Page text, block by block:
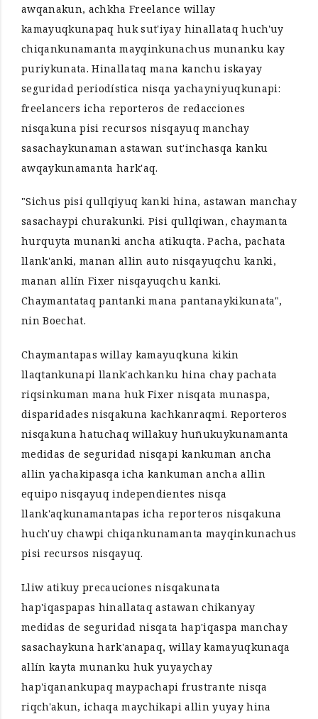
awqanakun, achkha Freelance willay
kamayuqkunapaq huk sut'iyay hinallataq huch'uy
chiqankunamanta mayqinkunachus munanku kay
puriykunata. Hinallataq mana kanchu iskayay
seguridad periodística nisqa yachayniyuqkunapi:
freelancers icha reporteros de redacciones
nisqakuna pisi recursos nisqayuq manchay
sasachaykunaman astawan sut'inchasqa kanku
awqaykunamanta hark'aq.
"Sichus pisi qullqiyuq kanki hina, astawan manchay
sasachaypi churakunki. Pisi qullqiwan, chaymanta
hurquyta munanki ancha atikuqta. Pacha, pachata
llank'anki, manan allin auto nisqayuqchu kanki,
manan allín Fixer nisqayuqchu kanki.
Chaymantataq pantanki mana pantanaykikunata",
nin Boechat.
Chaymantapas willay kamayuqkuna kikin
llaqtankunapi llank'achkanku hina chay pachata
riqsinkuman mana huk Fixer nisqata munaspa,
disparidades nisqakuna kachkanraqmi. Reporteros
nisqakuna hatuchaq willakuy huñukuykunamanta
medidas de seguridad nisqapi kankuman ancha
allin yachakipasqa icha kankuman ancha allin
equipo nisqayuq independientes nisqa
llank'aqkunamantapas icha reporteros nisqakuna
huch'uy chawpi chiqankunamanta mayqinkunachus
pisi recursos nisqayuq.
Lliw atikuy precauciones nisqakunata
hap'iqaspapas hinallataq astawan chikanyay
medidas de seguridad nisqata hap'iqaspa manchay
sasachaykuna hark'anapaq, willay kamayuqkunaqa
allín kayta munanku huk yuyaychay
hap'iqanankupaq maypachapi frustrante nisqa
riqch'akun, ichaqa maychikapi allin yuyay hina